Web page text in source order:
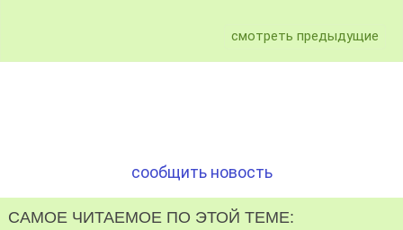
смотреть предыдущие
сообщить новость
САМОЕ ЧИТАЕМОЕ ПО ЭТОЙ ТЕМЕ: